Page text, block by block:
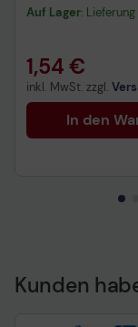
Auf Lager:
1,54 €
inkl. MwSt. zzgl.
In den
Kunden